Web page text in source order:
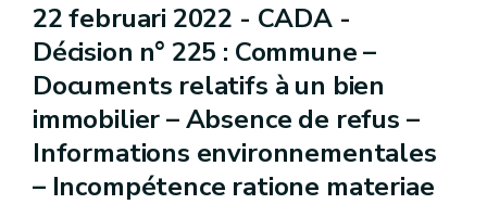
22 februari 2022 - CADA -
Décision n° 225 : Commune –
Documents relatifs à un bien
immobilier – Absence de refus –
Informations environnementales
– Incompétence ratione materiae